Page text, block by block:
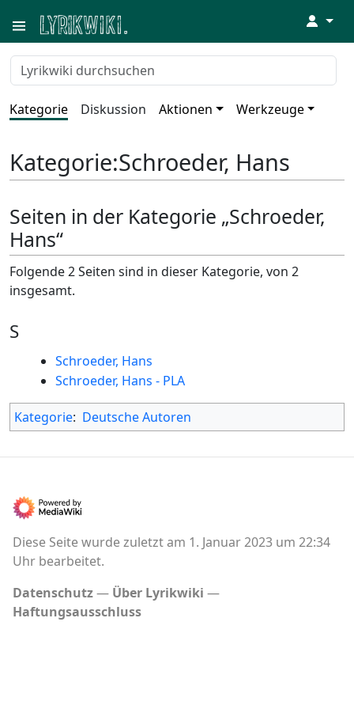
↓
Kategorie Diskussion Aktionen Werkzeuge
Kategorie:Schroeder, Hans
Seiten in der Kategorie „Schroeder,
Hans“
Folgende 2 Seiten sind in dieser Kategorie, von 2
insgesamt.
S
Schroeder, Hans
Schroeder, Hans - PLA
Kategorie: Deutsche Autoren
Diese Seite wurde zuletzt am 1. Januar 2023 um 22:34
Uhr bearbeitet.
Datenschutz
Über Lyrikwiki
Haftungsausschluss